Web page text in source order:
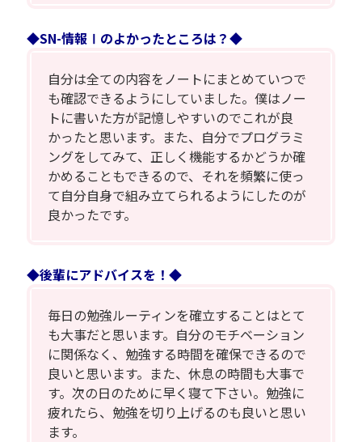
◆SN-情報Ⅰのよかったところは？◆
自分は全ての内容をノートにまとめていつで
も確認できるようにしていました。僕はノー
トに書いた方が記憶しやすいのでこれが良
かったと思います。また、自分でプログラミ
ングをしてみて、正しく機能するかどうか確
かめることもできるので、それを頻繁に使っ
て自分自身で組み立てられるようにしたのが
良かったです。
◆後輩にアドバイスを！◆
毎日の勉強ルーティンを確立することはとて
も大事だと思います。自分のモチベーション
に関係なく、勉強する時間を確保できるので
良いと思います。また、休息の時間も大事で
す。次の日のために早く寝て下さい。勉強に
疲れたら、勉強を切り上げるのも良いと思い
ます。